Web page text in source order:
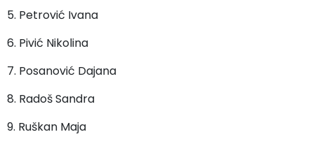
5. Petrović Ivana
6. Pivić Nikolina
7. Posanović Dajana
8. Radoš Sandra
9. Ruškan Maja